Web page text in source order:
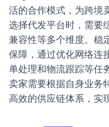
活的合作模式，为跨境
选择代发平台时，需要
兼容性等多个维度。稳
保障，通过优化网络连
单处理和物流跟踪等任
卖家需要根据自身业务
高效的供应链体系，实